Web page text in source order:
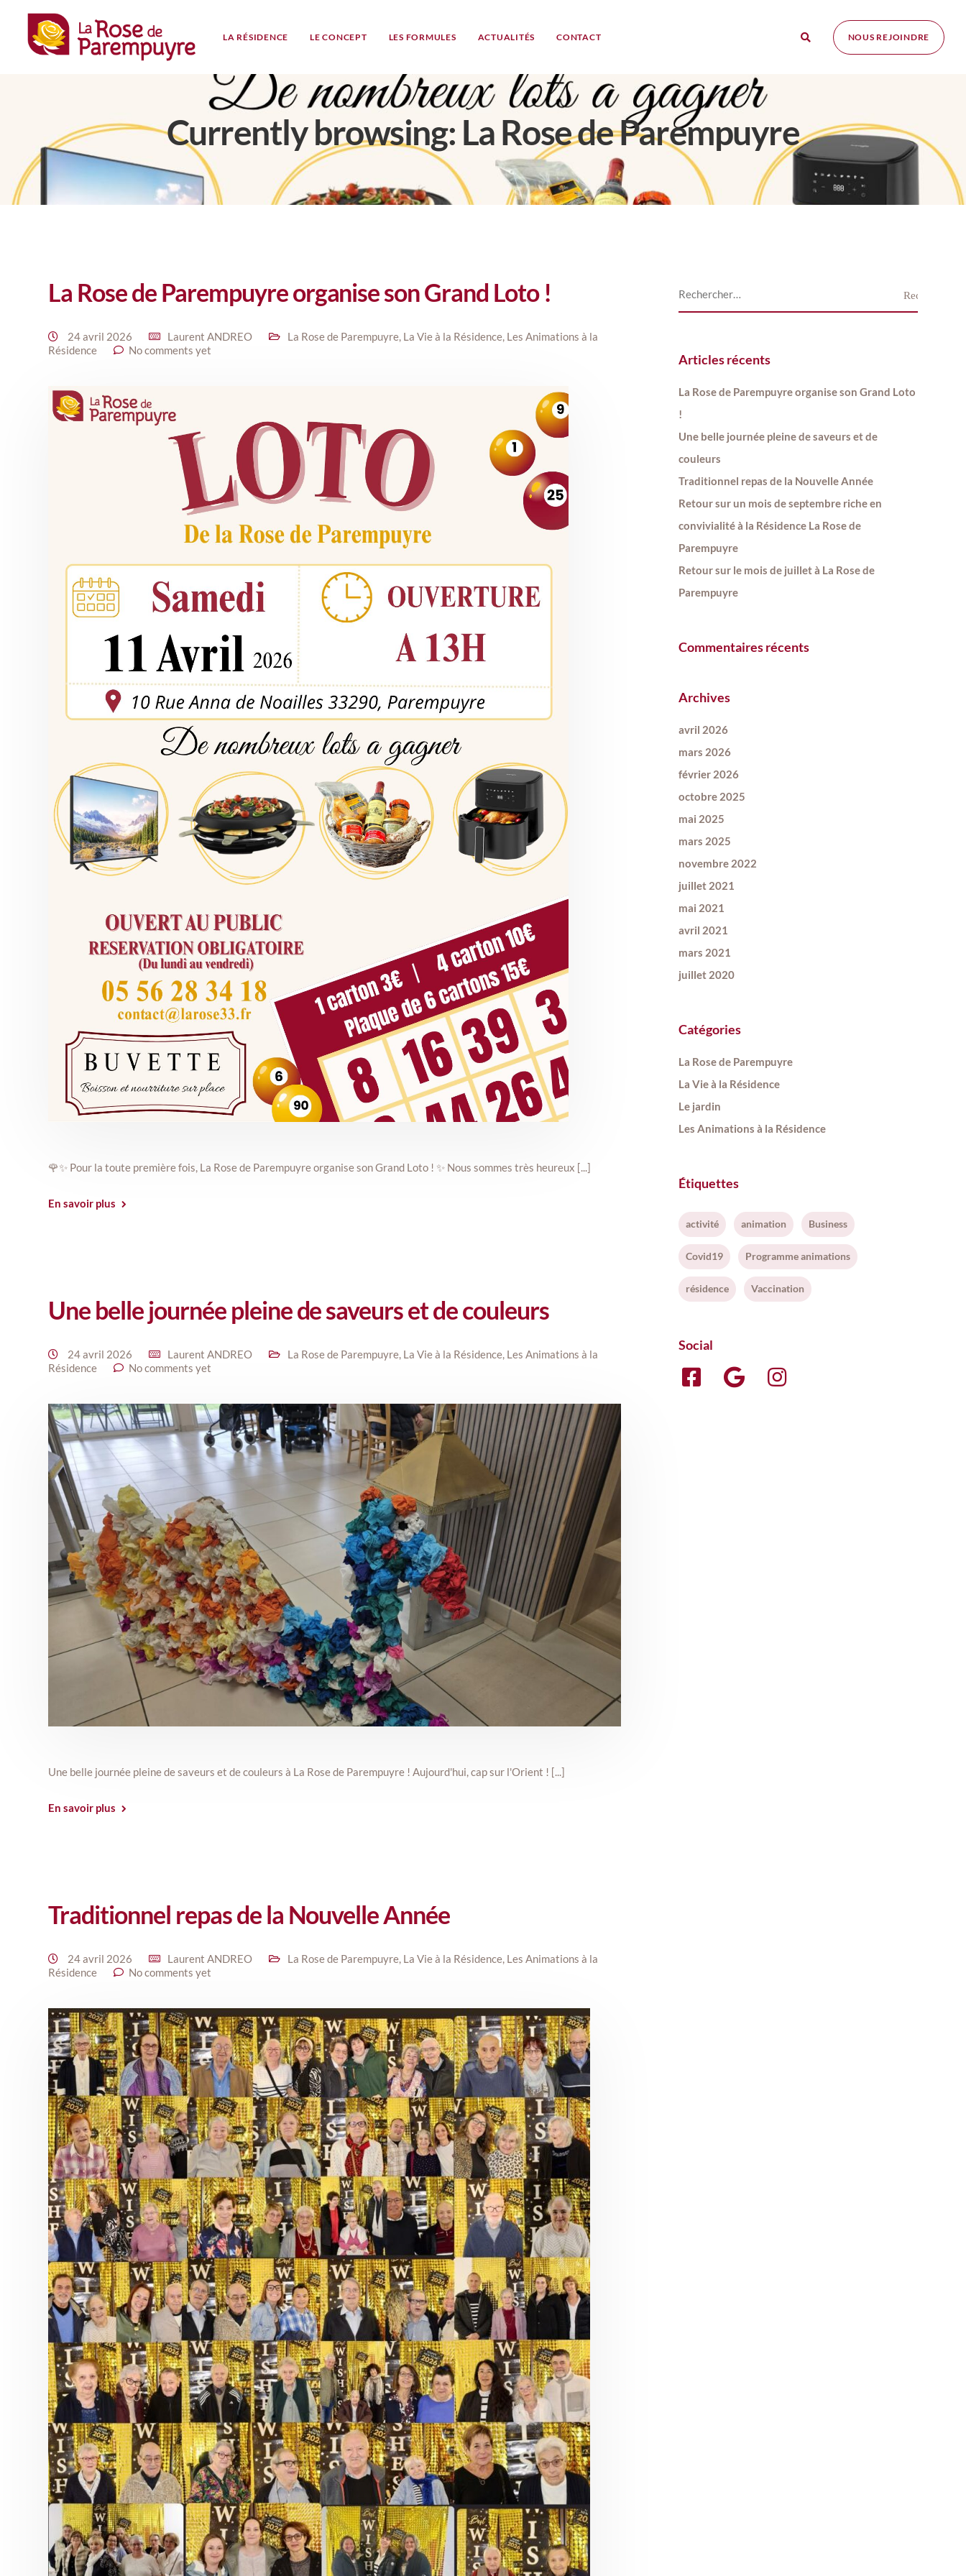
LA RÉSIDENCE LE CONCEPT LES FORMULES ACTUALITÉS CONTACT NOUS REJOINDRE
Currently browsing: La Rose de Parempuyre
La Rose de Parempuyre organise son Grand Loto !
24 avril 2026 Laurent ANDREO La Rose de Parempuyre, La Vie à la Résidence, Les Animations à la
Résidence
No comments yet
🌹✨ Pour la toute première fois, La Rose de Parempuyre organise son Grand Loto ! ✨ Nous sommes très heureux [...]
En savoir plus
Une belle journée pleine de saveurs et de couleurs
24 avril 2026 Laurent ANDREO La Rose de Parempuyre, La Vie à la Résidence, Les Animations à la
Résidence
No comments yet
Une belle journée pleine de saveurs et de couleurs à La Rose de Parempuyre ! Aujourd'hui, cap sur l'Orient ! [...]
En savoir plus
Traditionnel repas de la Nouvelle Année
24 avril 2026 Laurent ANDREO La Rose de Parempuyre, La Vie à la Résidence, Les Animations à la
Résidence
No comments yet
Articles récents
La Rose de Parempuyre organise son Grand Loto
!
Une belle journée pleine de saveurs et de
couleurs
Traditionnel repas de la Nouvelle Année
Retour sur un mois de septembre riche en
convivialité à la Résidence La Rose de
Parempuyre
Retour sur le mois de juillet à La Rose de
Parempuyre
Commentaires récents
Archives
avril 2026
mars 2026
février 2026
octobre 2025
mai 2025
mars 2025
novembre 2022
juillet 2021
mai 2021
avril 2021
mars 2021
juillet 2020
Catégories
La Rose de Parempuyre
La Vie à la Résidence
Le jardin
Les Animations à la Résidence
Étiquettes
activité animation Business
Covid19 Programme animations
résidence Vaccination
Social